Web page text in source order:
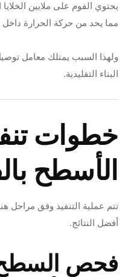
يحتوي الفوم على ملايين الخلايا
مما يحد من حركة الحرارة داخل
ولهذا السبب يمتلك معامل
البناء التقليدية.
خطوات
الأسطح
تتم عملية التنفيذ وفق
أفضل النتائج.
فحص السطح